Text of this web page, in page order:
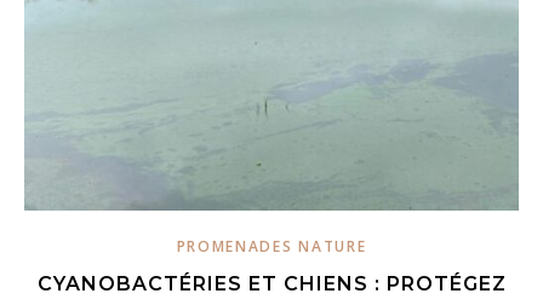
PROMENADES NATURE
CYANOBACTÉRIES ET CHIENS : PROTÉGEZ